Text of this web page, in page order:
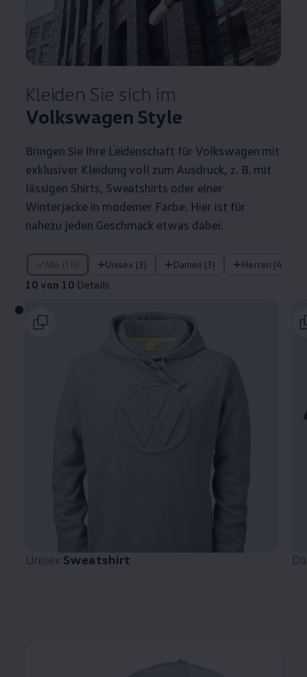
Kleiden Sie sich im
Volkswagen Style
Bringen Sie Ihre Leidenschaft für Volkswagen mit
exklusiver Kleidung voll zum Ausdruck, z. B. mit
lässigen Shirts, Sweatshirts oder einer
Winterjacke in moderner Farbe. Hier ist für
nahezu jeden Geschmack etwas dabei.
Alle (10) Unisex (3) Damen (3) Herren (4)
10 von 10 Details
10 von 10 Details
Unisex Sweatshirt